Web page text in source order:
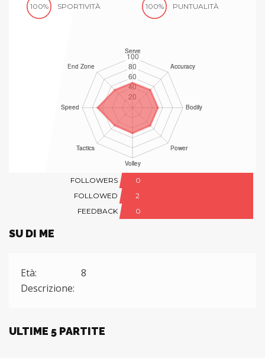
100% SPORTIVITÀ 100% PUNTUALITÀ
FOLLOWERS
0
FOLLOWED
2
FEEDBACK
0
SU DI ME
Età:
8
Descrizione:
ULTIME 5 PARTITE